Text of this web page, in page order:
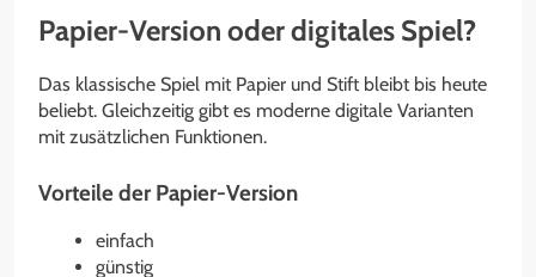
Papier-Version oder digitales Spiel?
Das klassische Spiel mit Papier und Stift bleibt bis heute
beliebt. Gleichzeitig gibt es moderne digitale Varianten
mit zusätzlichen Funktionen.
Vorteile der Papier-Version
einfach
günstig